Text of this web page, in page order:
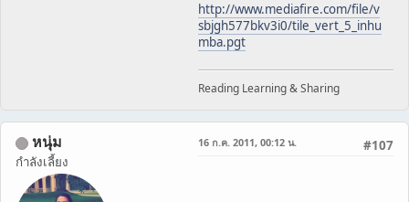
http://www.mediafire.com/file/v
sbjgh577bkv3i0/tile_vert_5_inhu
mba.pgt
Reading Learning & Sharing
หนุ่ม
กำลังเลี้ยง
#107
16 ก.ค. 2011, 00:12 น.